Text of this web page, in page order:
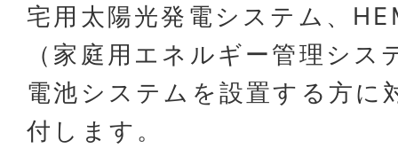
宅用太陽光発電システム、
（家庭用エネルギー管理シス
電池システムを設置する方に
付します。